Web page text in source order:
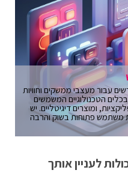
עבור מעצבי ממשקים וחוויות
הטכנולוגיים המשמשים
ומוצרים דיגיטליים. יש
וחווית משתמש פתוחות בשוק והרבה
לעניין אותך